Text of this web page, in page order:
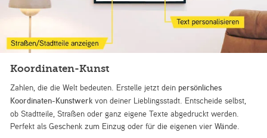
Koordinaten-Kunst
Zahlen, die die Welt bedeuten. Erstelle jetzt dein persönliches
Koordinaten-Kunstwerk von deiner Lieblingsstadt. Entscheide selbst,
ob Stadtteile, Straßen oder ganz eigene Texte abgedruckt werden.
Perfekt als Geschenk zum Einzug oder für die eigenen vier Wände.